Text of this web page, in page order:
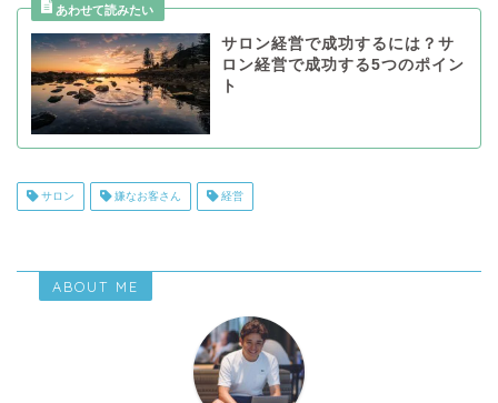
サロン経営で成功するには？サ
ロン経営で成功する5つのポイン
ト
サロン 嫌なお客さん 経営
ABOUT ME